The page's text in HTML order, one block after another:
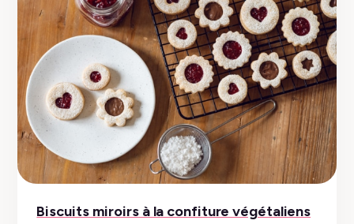
Biscuits miroirs à la confiture végétaliens